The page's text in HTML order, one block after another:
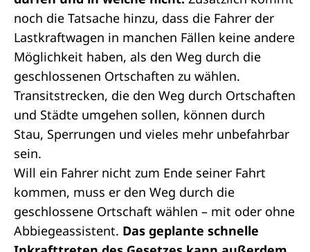
noch die Tatsache hinzu, dass die Fahrer der
Lastkraftwagen in manchen Fällen keine andere
Möglichkeit haben, als den Weg durch die
geschlossenen Ortschaften zu wählen.
Transitstrecken, die den Weg durch Ortschaften
und Städte umgehen sollen, können durch
Stau, Sperrungen und vieles mehr unbefahrbar
sein.
Will ein Fahrer nicht zum Ende seiner Fahrt
kommen, muss er den Weg durch die
geschlossene Ortschaft wählen – mit oder ohne
Abbiegeassistent. Das geplante schnelle